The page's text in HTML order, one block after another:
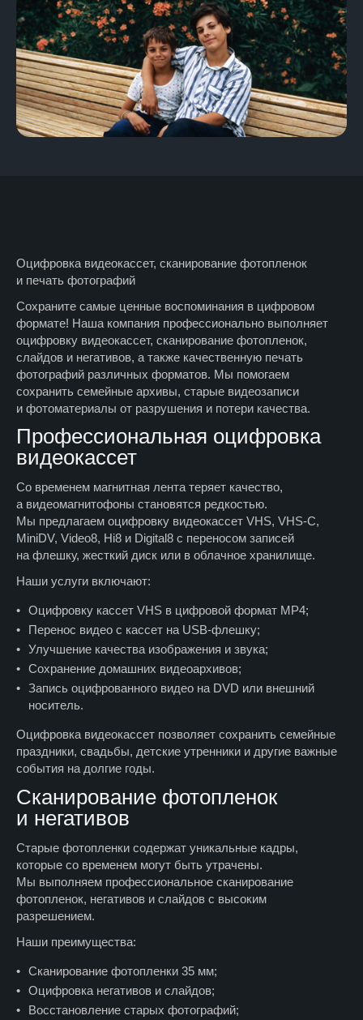
Оцифровка видеокассет, сканирование фотопленок
и печать фотографий
Сохраните самые ценные воспоминания в цифровом
формате! Наша компания профессионально выполняет
оцифровку видеокассет, сканирование фотопленок,
слайдов и негативов, а также качественную печать
фотографий различных форматов. Мы помогаем
сохранить семейные архивы, старые видеозаписи
и фотоматериалы от разрушения и потери качества.
Профессиональная оцифровка
видеокассет
Со временем магнитная лента теряет качество,
а видеомагнитофоны становятся редкостью.
Мы предлагаем оцифровку видеокассет VHS, VHS-C,
MiniDV, Video8, Hi8 и Digital8 с переносом записей
на флешку, жесткий диск или в облачное хранилище.
Наши услуги включают:
Оцифровку кассет VHS в цифровой формат MP4;
Перенос видео с кассет на USB-флешку;
Улучшение качества изображения и звука;
Сохранение домашних видеоархивов;
Запись оцифрованного видео на DVD или внешний
носитель.
Оцифровка видеокассет позволяет сохранить семейные
праздники, свадьбы, детские утренники и другие важные
события на долгие годы.
Сканирование фотопленок
и негативов
Старые фотопленки содержат уникальные кадры,
которые со временем могут быть утрачены.
Мы выполняем профессиональное сканирование
фотопленок, негативов и слайдов с высоким
разрешением.
Наши преимущества:
Сканирование фотопленки 35 мм;
Оцифровка негативов и слайдов;
Восстановление старых фотографий;